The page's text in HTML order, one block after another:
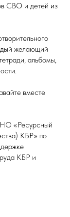
СВО и детей из
желающий
альбомы,
вместе
«Ресурсный
КБР» по
КБР и